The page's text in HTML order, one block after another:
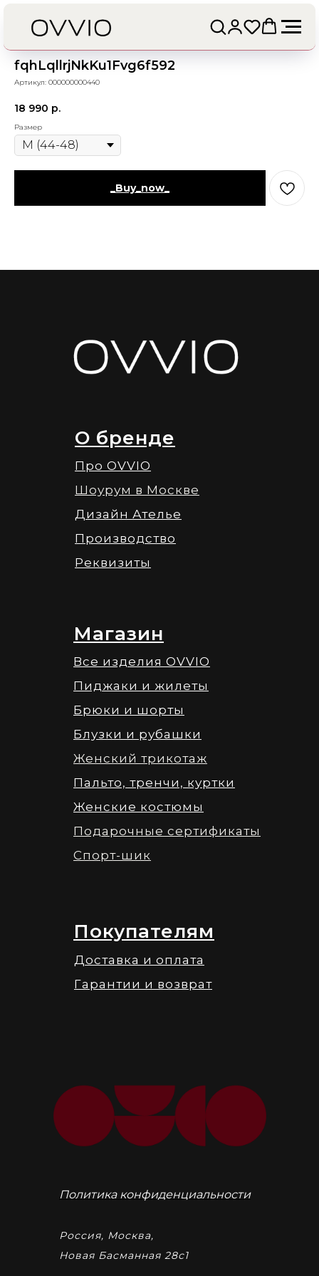
fqhLqllrjNkKu1Fvg6f592
Артикул: 000000000440
18 990 р.
Размер
_Buy_now_
Про OVVIO
Шоурум в Москве
Дизайн Ателье
Производство
Реквизиты
О бренде
Доставка и оплата
Гарантии и возврат
Покупателям
Все изделия OVVIO
Пиджаки и жилеты
Брюки и шорты
Блузки и рубашки
Женский трикотаж
Пальто, тренчи, куртки
Женские костюмы
Подарочные сертификаты
Спорт-шик
Магазин
Политика конфиденциальности
Россия, Москва,
Новая Басманная 28с1